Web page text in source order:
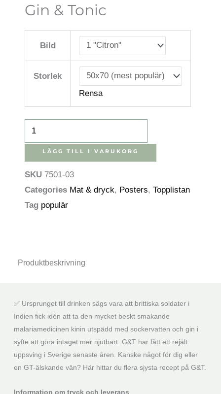
Gin & Tonic
Bild
Storlek
Rensa
LÄGG TILL I VARUKORG
SKU 7501-03
Categories Mat & dryck, Posters, Topplistan
Tag populär
Produktbeskrivning
✅ Ursprunget till drinken sägs vara att brittiska soldater i
Indien fick idén att ta den mycket beskt smakande
malariamedicinen kinin utspädd med sockervatten och gin i
syfte att göra intaget mer njutbart. G&T har fått ett rejält
uppsving i Sverige senaste åren. Kanske något för dig eller
en GT-älskande vän? Här hittar du flera sjysta recept på G&T.
Information om tryck och leverans